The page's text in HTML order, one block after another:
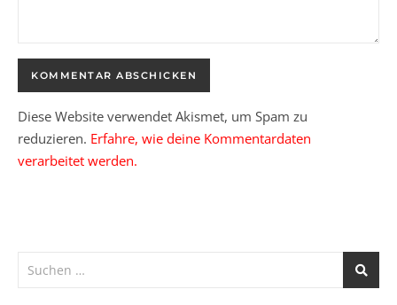
Diese Website verwendet Akismet, um Spam zu
reduzieren. Erfahre, wie deine Kommentardaten
verarbeitet werden.